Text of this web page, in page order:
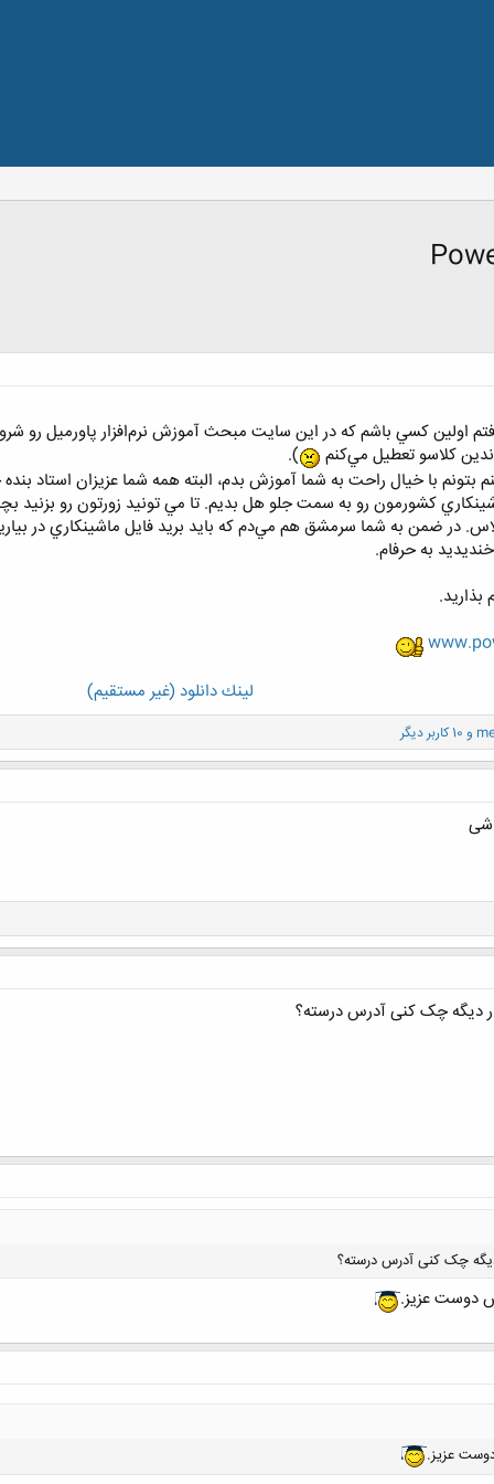
اولين كسي باشم كه در اين سايت مبحث آموزش نرم‌افزار پاورميل رو
ندين كلاسو تعطيل مي‌كنم
).
بتونم با خيال راحت به شما آموزش بدم، البته همه شما عزيزان استاد
كشورمون رو به سمت جلو هل بديم. تا مي تونيد زورتون رو بزنيد
در ضمن به شما سرمشق هم مي‌دم كه بايد بريد فايل ماشينكاري در
به حرفام.
لينك دانلود (غير مستقيم)
و 10 کاربر دیگر
دیگه چک کنی آدرس درسته؟
دیگه چک کنی آدرس درسته؟
دوست عزيز.
عزيز.